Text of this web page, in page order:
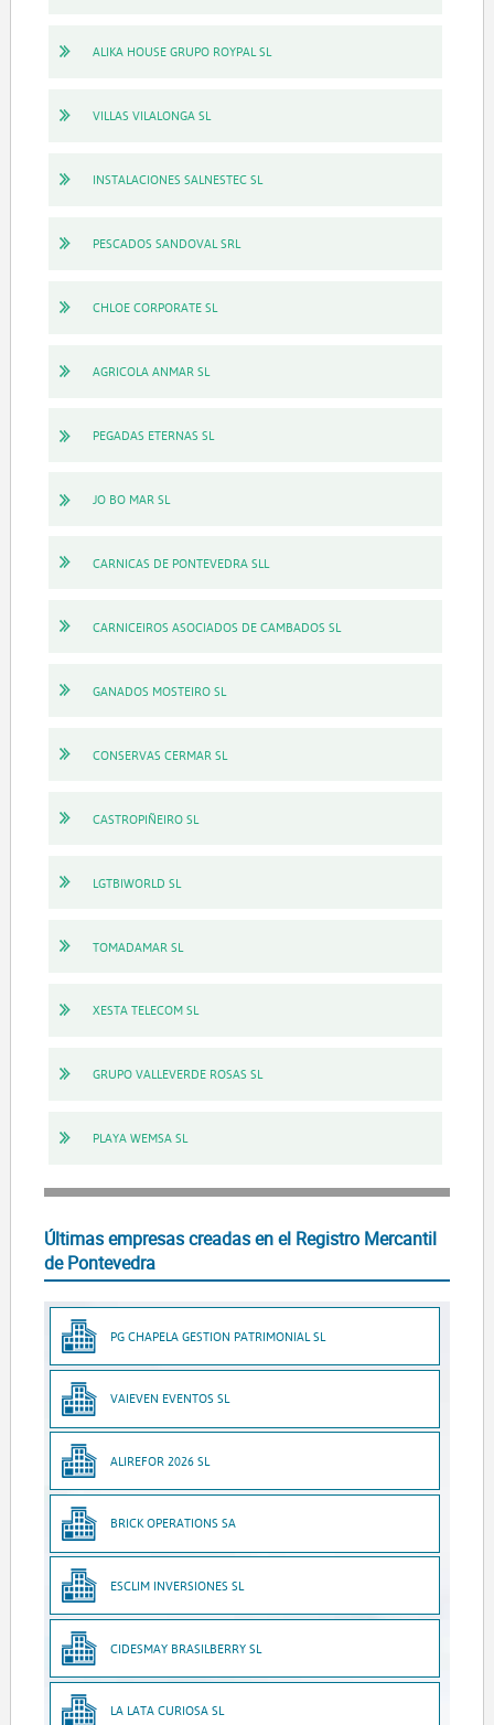
ALIKA HOUSE GRUPO ROYPAL SL
VILLAS VILALONGA SL
INSTALACIONES SALNESTEC SL
PESCADOS SANDOVAL SRL
CHLOE CORPORATE SL
AGRICOLA ANMAR SL
PEGADAS ETERNAS SL
JO BO MAR SL
CARNICAS DE PONTEVEDRA SLL
CARNICEIROS ASOCIADOS DE CAMBADOS SL
GANADOS MOSTEIRO SL
CONSERVAS CERMAR SL
CASTROPIÑEIRO SL
LGTBIWORLD SL
TOMADAMAR SL
XESTA TELECOM SL
GRUPO VALLEVERDE ROSAS SL
PLAYA WEMSA SL
Últimas empresas creadas en el Registro Mercantil
de Pontevedra
PG CHAPELA GESTION PATRIMONIAL SL
VAIEVEN EVENTOS SL
ALIREFOR 2026 SL
BRICK OPERATIONS SA
ESCLIM INVERSIONES SL
CIDESMAY BRASILBERRY SL
LA LATA CURIOSA SL